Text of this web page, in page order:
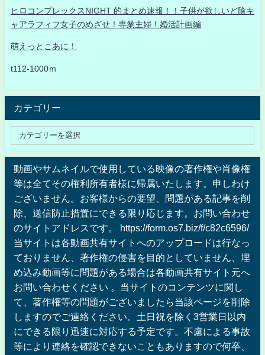
ヒロコンプレックスNIGHT 的まとめ速報！！子供が欲しいど陰キ
ャアラフィフ女子のめざせ！専業主婦！婚活計画編
萌えっとこあに！
t112-1000ｍ
カテゴリー
動画やサムネイルで使用している映像の著作権や肖像権
等は全てその権利所有者様に帰属いたします。申しわけ
ございません。お客様からの要望、問題がある記事を削
除、送信防止措置にできる限り応じます。お問い合わせ
のサイトアドレスです。 https://form.os7.biz/f/c82c6596/
当サイトは各動画共有サイトへのアップロードは行なっ
ておりません、著作権の侵害を目的としていません、埋
め込み動画等に問題がある場合は各動画共有サイト元へ
お問い合わせください 。当サイトのコンテンツに関し
て、著作権等の問題がございましたら当該ページを削除
しますのでご連絡ください。土日祝を除く3営業日以内
にできる限り迅速に対応する予定です。不慮による事故
等により連絡を確認できないこともありますので何卒、